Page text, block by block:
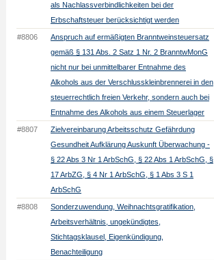
als Nachlassverbindlichkeiten bei der
Erbschaftsteuer berücksichtigt werden
#8806
Anspruch auf ermäßigten Branntweinsteuersatz
gemäß § 131 Abs. 2 Satz 1 Nr. 2 BranntwMonG
nicht nur bei unmittelbarer Entnahme des
Alkohols aus der Verschlusskleinbrennerei in den
steuerrechtlich freien Verkehr, sondern auch bei
Entnahme des Alkohols aus einem Steuerlager
#8807
Zielvereinbarung Arbeitsschutz Gefährdung
Gesundheit Aufklärung Auskunft Überwachung -
§ 22 Abs 3 Nr 1 ArbSchG, § 22 Abs 1 ArbSchG, §
17 ArbZG, § 4 Nr 1 ArbSchG, § 1 Abs 3 S 1
ArbSchG
#8808
Sonderzuwendung, Weihnachtsgratifikation,
Arbeitsverhältnis, ungekündigtes,
Stichtagsklausel, Eigenkündigung,
Benachteiligung